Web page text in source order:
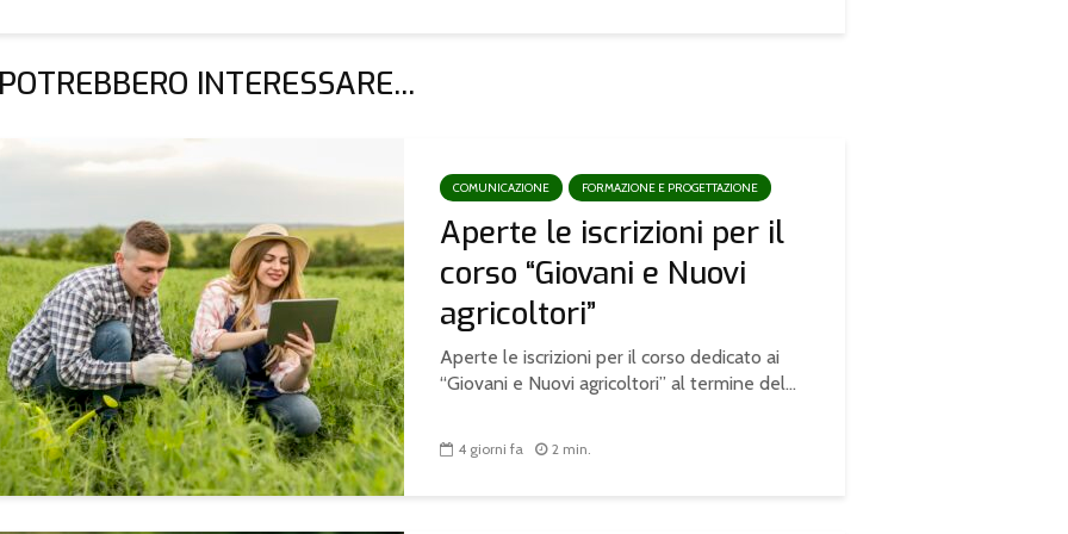
INTERESSARE...
COMUNICAZIONE FORMAZIONE E PROGETTAZIONE
Aperte le iscrizioni per il
corso “Giovani e Nuovi
agricoltori”
Aperte le iscrizioni per il corso dedicato ai
“Giovani e Nuovi agricoltori” al termine del...
4 giorni fa 2 min.